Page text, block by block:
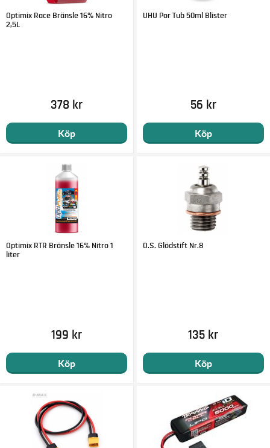
Optimix Race Bränsle 16% Nitro
2,5L
378 kr
Köp
UHU Por Tub 50ml Blister
56 kr
Köp
Optimix RTR Bränsle 16% Nitro 1
liter
199 kr
Köp
O.S. Glödstift Nr.8
135 kr
Köp